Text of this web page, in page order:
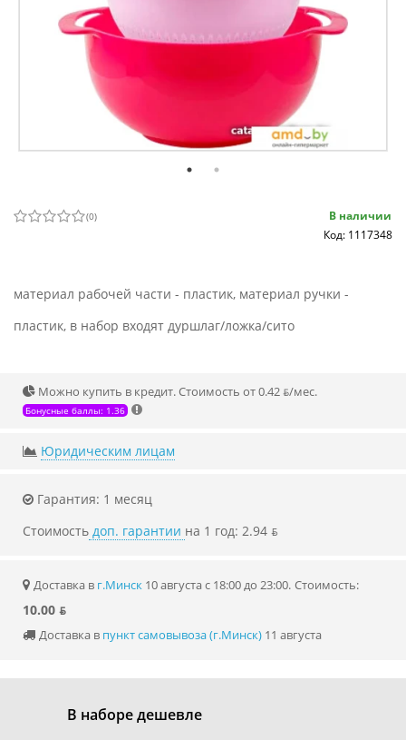
(0)
В наличии
Код: 1117348
материал рабочей части - пластик, материал ручки -
пластик, в набор входят дуршлаг/ложка/сито
Можно купить в кредит. Стоимость от 0.42 ƃ/мec.
Бонусные баллы: 1.36
Юридическим лицам
Гарантия: 1 месяц
Стоимость доп. гарантии на 1 год: 2.94 ƃ
Доставка в г.Минск 10 августа с 18:00 до 23:00. Стоимость:
10.00 ƃ
Доставка в пункт самовывоза (г.Минск) 11 августа
В наборе дешевле